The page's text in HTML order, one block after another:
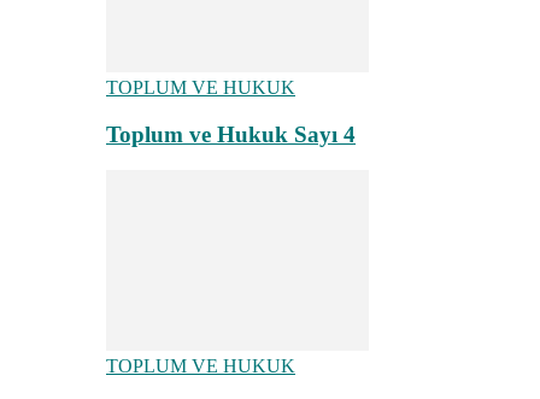
TOPLUM VE HUKUK
Toplum ve Hukuk Sayı 4
TOPLUM VE HUKUK